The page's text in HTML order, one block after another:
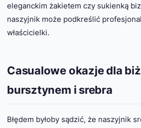
eleganckim żakietem czy sukienką
naszyjnik może podkreślić
właścicielki.
Casualowe okazje dla
bursztynem i srebra
Błędem byłoby sądzić, że naszyjnik